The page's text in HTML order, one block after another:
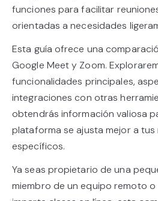
funciones para facilitar
orientadas a necesidades
Esta guía ofrece una
Google Meet y Zoom.
funcionalidades principales,
integraciones con otras
obtendrás información valiosa
plataforma se ajusta mejor a
específicos.
Ya seas propietario de una
miembro de un equipo remoto